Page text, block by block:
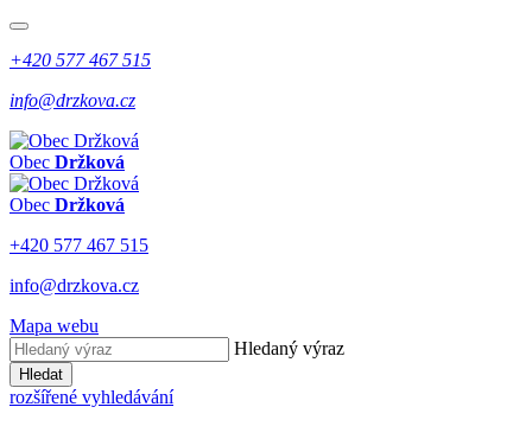
+420 577 467 515
info@drzkova.cz
Obec Držková
Obec Držková
+420 577 467 515
info@drzkova.cz
Mapa webu
Hledaný výraz
Hledat
rozšířené vyhledávání